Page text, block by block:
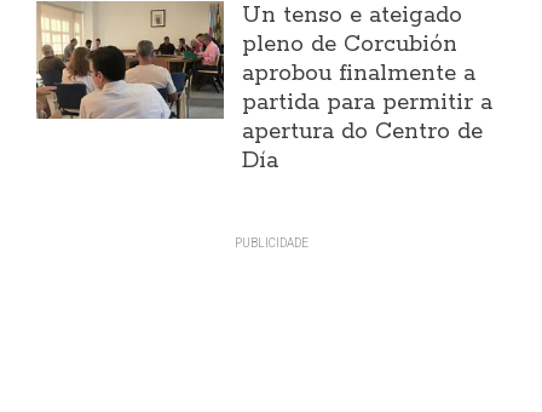
Un tenso e ateigado
pleno de Corcubión
aprobou finalmente a
partida para permitir a
apertura do Centro de
Día